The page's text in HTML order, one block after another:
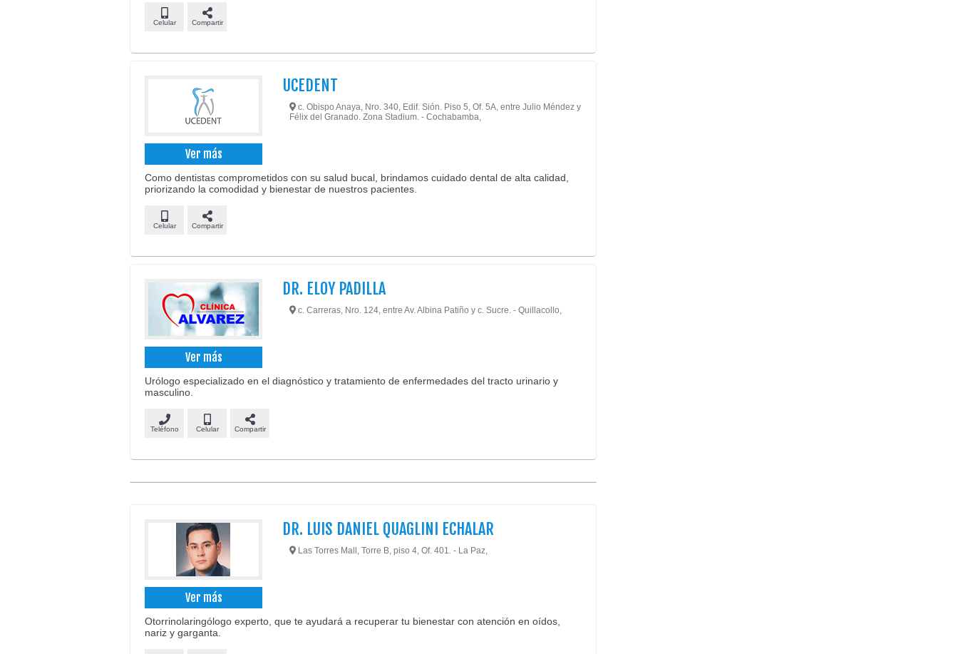
Celular Compartir
Ver más
UCEDENT
c. Obispo Anaya, Nro. 340, Edif. Sión. Piso 5, Of. 5A, entre Julio Méndez y
Félix del Granado. Zona Stadium. - Cochabamba,
Como dentistas comprometidos con su salud bucal, brindamos cuidado dental de alta calidad,
priorizando la comodidad y bienestar de nuestros pacientes.
Celular Compartir
Ver más
DR. ELOY PADILLA
c. Carreras, Nro. 124, entre Av. Albina Patiño y c. Sucre. - Quillacollo,
Urólogo especializado en el diagnóstico y tratamiento de enfermedades del tracto urinario y
masculino.
Teléfono Celular Compartir
Ver más
DR. LUIS DANIEL QUAGLINI ECHALAR
Las Torres Mall, Torre B, piso 4, Of. 401. - La Paz,
Otorrinolaringólogo experto, que te ayudará a recuperar tu bienestar con atención en oídos,
nariz y garganta.